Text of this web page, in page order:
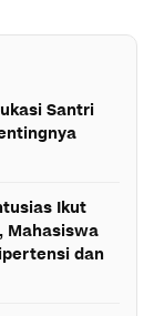
Santri
Ikut
Mahasiswa
dan